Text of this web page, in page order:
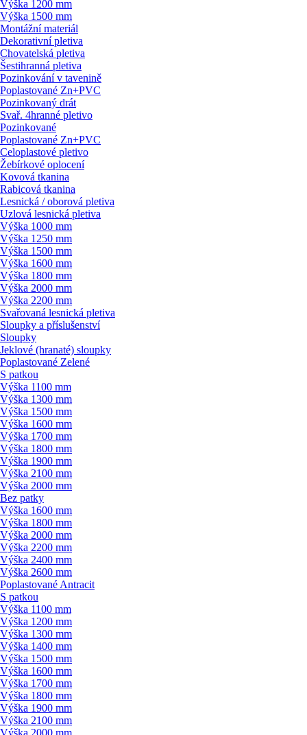
Výška 1200 mm
Výška 1500 mm
Montážní materiál
Dekorativní pletiva
Chovatelská pletiva
Šestihranná pletiva
Pozinkování v tavenině
Poplastované Zn+PVC
Pozinkovaný drát
Svař. 4hranné pletivo
Pozinkované
Poplastované Zn+PVC
Celoplastové pletivo
Žebírkové oplocení
Kovová tkanina
Rabicová tkanina
Lesnická / oborová pletiva
Uzlová lesnická pletiva
Výška 1000 mm
Výška 1250 mm
Výška 1500 mm
Výška 1600 mm
Výška 1800 mm
Výška 2000 mm
Výška 2200 mm
Svařovaná lesnická pletiva
Sloupky a příslušenství
Sloupky
Jeklové (hranaté) sloupky
Poplastované Zelené
S patkou
Výška 1100 mm
Výška 1300 mm
Výška 1500 mm
Výška 1600 mm
Výška 1700 mm
Výška 1800 mm
Výška 1900 mm
Výška 2100 mm
Výška 2000 mm
Bez patky
Výška 1600 mm
Výška 1800 mm
Výška 2000 mm
Výška 2200 mm
Výška 2400 mm
Výška 2600 mm
Poplastované Antracit
S patkou
Výška 1100 mm
Výška 1200 mm
Výška 1300 mm
Výška 1400 mm
Výška 1500 mm
Výška 1600 mm
Výška 1700 mm
Výška 1800 mm
Výška 1900 mm
Výška 2100 mm
Výška 2000 mm